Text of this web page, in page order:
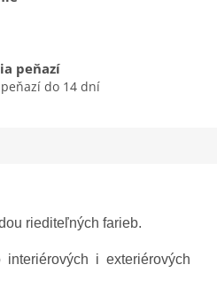
peňazí
do 14 dní
riediteľných farieb.
i exteriérových